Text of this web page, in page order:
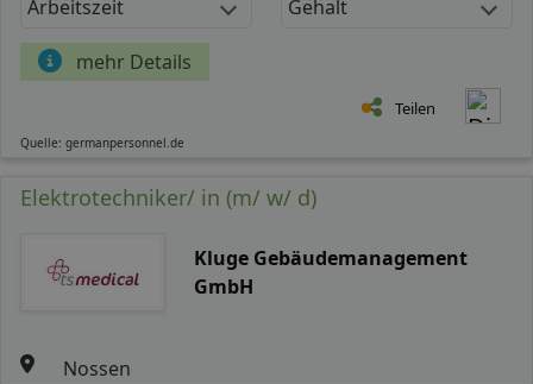
Arbeitszeit Gehalt
mehr Details
Teilen
Quelle: germanpersonnel.de
Elektrotechniker/ in (m/ w/ d)
Kluge Gebäudemanagement
GmbH
Nossen